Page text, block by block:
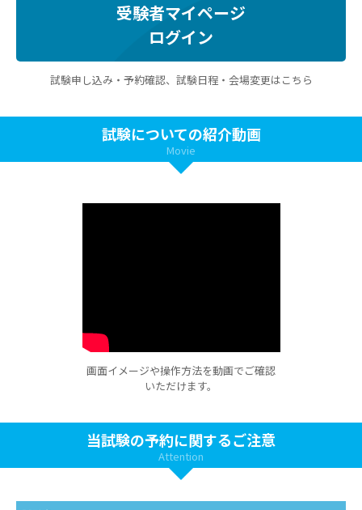
受験者マイページ
ログイン
試験申し込み・予約確認、試験日程・会場変更はこちら
試験についての紹介動画
Movie
画面イメージや操作方法を動画でご確認
いただけます。
当試験の予約に関するご注意
Attention